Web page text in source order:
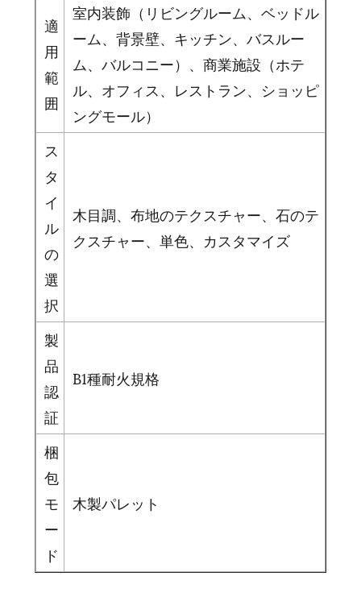
適
用
範
囲
室内装飾（リビングルーム、ベッドル
ーム、背景壁、キッチン、バスルー
ム、バルコニー）、商業施設（ホテ
ル、オフィス、レストラン、ショッピ
ングモール）
ス
タ
イ
ル
の
選
択
木目調、布地のテクスチャー、石のテ
クスチャー、単色、カスタマイズ
製
品
認
証
B1種耐火規格
梱
包
モ
ー
ド
木製パレット